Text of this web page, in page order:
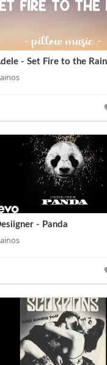
- Set Fire to the Rain
- Panda